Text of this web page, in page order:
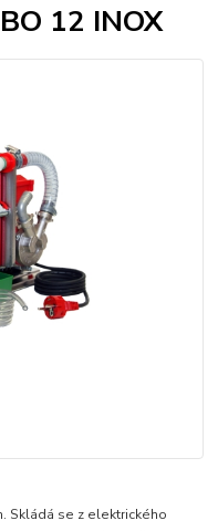
12 INOX
Skládá se z elektrického